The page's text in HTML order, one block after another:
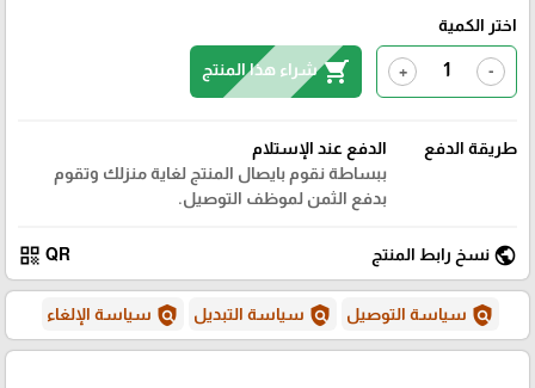
اختر الكمية
-
+
shopping_cartشراء هذا المنتج
طريقة الدفع
الدفع عند الإستلام
ببساطة نقوم بايصال المنتج لغاية منزلك وتقوم
بدفع الثمن لموظف التوصيل.
public نسخ رابط المنتج QR
qr_code
policy سياسة التوصيل policy سياسة التبديل policy سياسة الإلغاء